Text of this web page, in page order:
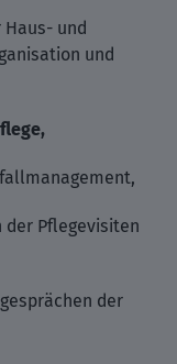
und
und
der Pflegevisiten
der